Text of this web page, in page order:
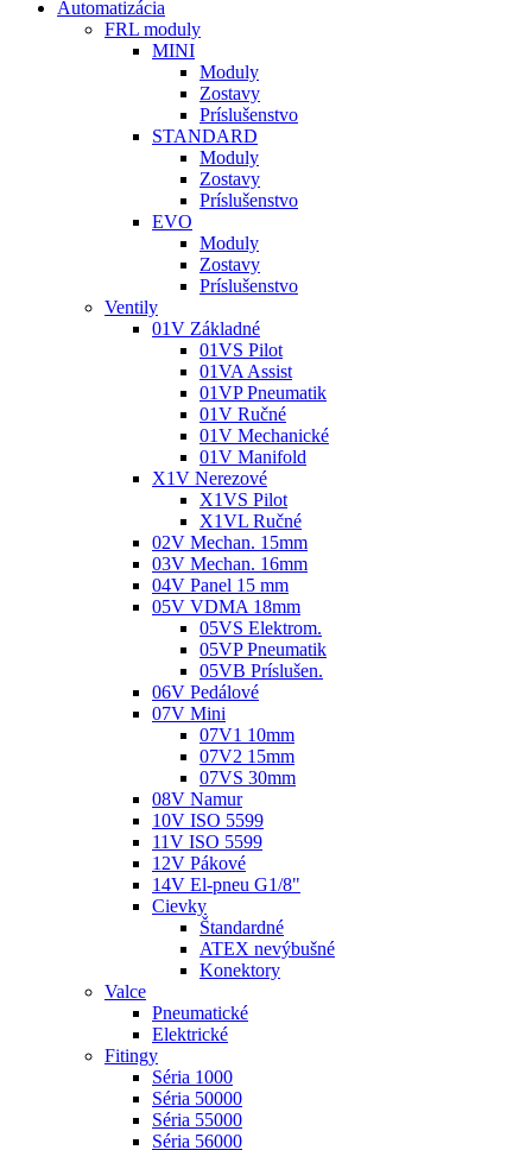
Automatizácia
FRL moduly
MINI
Moduly
Zostavy
Príslušenstvo
STANDARD
Moduly
Zostavy
Príslušenstvo
EVO
Moduly
Zostavy
Príslušenstvo
Ventily
01V Základné
01VS Pilot
01VA Assist
01VP Pneumatik
01V Ručné
01V Mechanické
01V Manifold
X1V Nerezové
X1VS Pilot
X1VL Ručné
02V Mechan. 15mm
03V Mechan. 16mm
04V Panel 15 mm
05V VDMA 18mm
05VS Elektrom.
05VP Pneumatik
05VB Príslušen.
06V Pedálové
07V Mini
07V1 10mm
07V2 15mm
07VS 30mm
08V Namur
10V ISO 5599
11V ISO 5599
12V Pákové
14V El-pneu G1/8"
Cievky
Štandardné
ATEX nevýbušné
Konektory
Valce
Pneumatické
Elektrické
Fitingy
Séria 1000
Séria 50000
Séria 55000
Séria 56000